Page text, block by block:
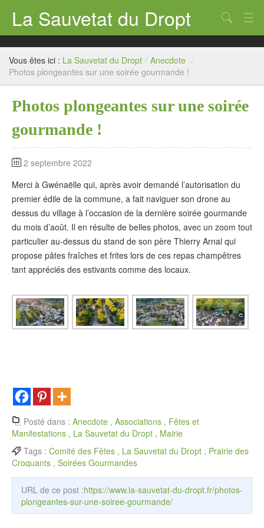
La Sauvetat du Dropt
Accueil
Mairie
Archives
Contact
Chercher
Vous êtes ici : La Sauvetat du Dropt / Anecdote /
Photos plongeantes sur une soirée gourmande !
Photos plongeantes sur une soirée
gourmande !
2 septembre 2022
Merci à Gwénaëlle qui, après avoir demandé l’autorisation du
premier édile de la commune, a fait naviguer son drone au
dessus du village à l’occasion de la dernière soirée gourmande
du mois d’août. Il en résulte de belles photos, avec un zoom tout
particulier au-dessus du stand de son père Thierry Arnal qui
propose pâtes fraîches et frites lors de ces repas champêtres
tant appréciés des estivants comme des locaux.
Posté dans : Anecdote , Associations , Fêtes et
Manifestations , La Sauvetat du Dropt , Mairie
Tags : Comité des Fêtes , La Sauvetat du Dropt , Prairie des
Croquants , Soirées Gourmandes
URL de ce post :https://www.la-sauvetat-du-dropt.fr/photos-
plongeantes-sur-une-soiree-gourmande/